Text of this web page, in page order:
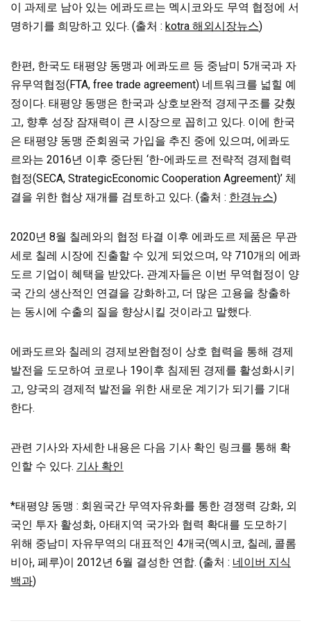
이 과제로 남아 있는 에콰도르는 멕시코와도 무역 협정에 서
명하기를 희망하고 있다. (출처 : kotra 해외시장뉴스)
한편, 한국도 태평양 동맹과 에콰도르 등 중남미 5개국과 자
유무역협정(FTA, free trade agreement) 네트워크를 넓힐 예
정이다. 태평양 동맹은 한국과 상호보완적 경제구조를 갖췄
고, 향후 성장 잠재력이 큰 시장으로 꼽히고 있다. 이에 한국
은 태평양 동맹 준회원국 가입을 추진 중에 있으며, 에콰도
르와는 2016년 이후 중단된 ‘한-에콰도르 전략적 경제협력
협정(SECA, StrategicEconomic Cooperation Agreement)’ 체
결을 위한 협상 재개를 검토하고 있다. (출처 : 한경뉴스)
2020년 8월 칠레와의 협정 타결 이후 에콰도르 제품은 무관
세로 칠레 시장에 진출할 수 있게 되었으며, 약 710개의 에콰
도르 기업이 혜택을 받았다. 관계자들은 이번 무역협정이 양
국 간의 생산적인 연결을 강화하고, 더 많은 고용을 창출하
는 동시에 수출의 질을 향상시킬 것이라고 말했다.
에콰도르와 칠레의 경제보완협정이 상호 협력을 통해 경제
발전을 도모하여 코로나 19이후 침제된 경제를 활성화시키
고, 양국의 경제적 발전을 위한 새로운 계기가 되기를 기대
한다.
관련 기사와 자세한 내용은 다음 기사 확인 링크를 통해 확
인할 수 있다. 기사 확인
*태평양 동맹 : 회원국간 무역자유화를 통한 경쟁력 강화, 외
국인 투자 활성화, 아태지역 국가와 협력 확대를 도모하기
위해 중남미 자유무역의 대표적인 4개국(멕시코, 칠레, 콜롬
비아, 페루)이 2012년 6월 결성한 연합. (출처 : 네이버 지식
백과)